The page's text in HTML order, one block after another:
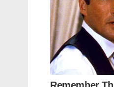
Tags: US